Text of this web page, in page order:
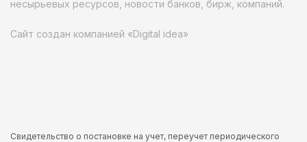
несырьевых ресурсов, новости банков, бирж, компаний.
Сайт создан компанией «Digital idea»
Свидетельство о постановке на учет, переучет периодического